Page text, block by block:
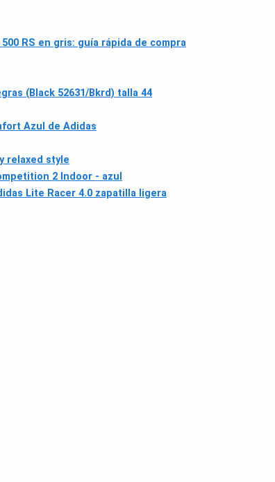
RS en gris: guía rápida de compra
(Black 52631/Bkrd) talla 44
Azul de Adidas
relaxed style
2 Indoor - azul
Lite Racer 4.0 zapatilla ligera